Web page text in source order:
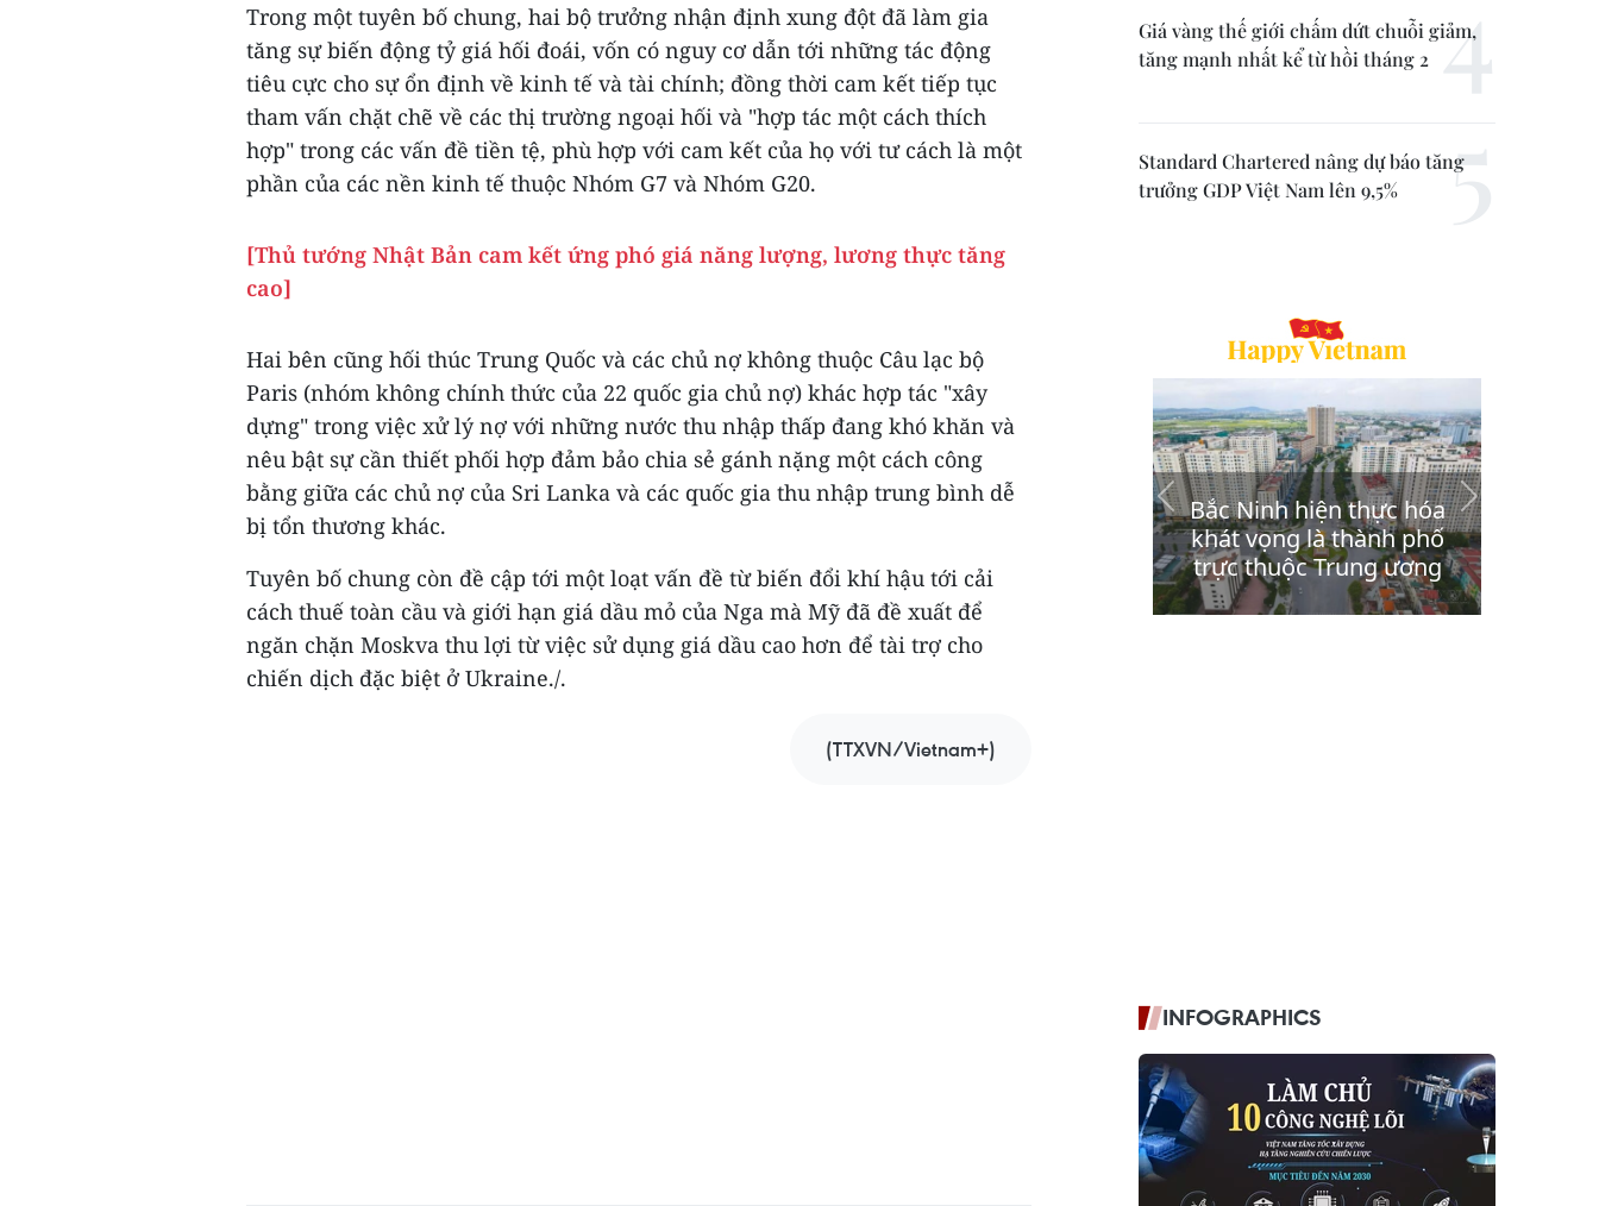
Trong một tuyên bố chung, hai bộ trưởng nhận định xung đột đã làm gia
tăng sự biến động tỷ giá hối đoái, vốn có nguy cơ dẫn tới những tác động
tiêu cực cho sự ổn định về kinh tế và tài chính; đồng thời cam kết tiếp tục
tham vấn chặt chẽ về các thị trường ngoại hối và "hợp tác một cách thích
hợp" trong các vấn đề tiền tệ, phù hợp với cam kết của họ với tư cách là một
phần của các nền kinh tế thuộc Nhóm G7 và Nhóm G20.
[Thủ tướng Nhật Bản cam kết ứng phó giá năng lượng, lương thực tăng
cao]
Hai bên cũng hối thúc Trung Quốc và các chủ nợ không thuộc Câu lạc bộ
Paris (nhóm không chính thức của 22 quốc gia chủ nợ) khác hợp tác "xây
dựng" trong việc xử lý nợ với những nước thu nhập thấp đang khó khăn và
nêu bật sự cần thiết phối hợp đảm bảo chia sẻ gánh nặng một cách công
bằng giữa các chủ nợ của Sri Lanka và các quốc gia thu nhập trung bình dễ
bị tổn thương khác.
Tuyên bố chung còn đề cập tới một loạt vấn đề từ biến đổi khí hậu tới cải
cách thuế toàn cầu và giới hạn giá dầu mỏ của Nga mà Mỹ đã đề xuất để
ngăn chặn Moskva thu lợi từ việc sử dụng giá dầu cao hơn để tài trợ cho
chiến dịch đặc biệt ở Ukraine./.
(TTXVN/Vietnam+)
Giá vàng thế giới chấm dứt chuỗi giảm,
tăng mạnh nhất kể từ hồi tháng 2
Standard Chartered nâng dự báo tăng
trưởng GDP Việt Nam lên 9,5%
INFOGRAPHICS